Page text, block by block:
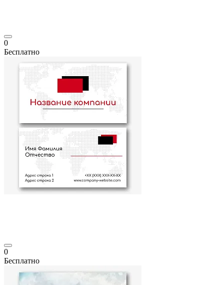
0
Бесплатно
0
Бесплатно